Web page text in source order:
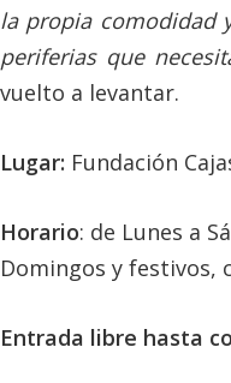
la propia comodidad
periferias que
vuelto a levantar.
Lugar: Fundación
Horario: de Lunes a
Domingos y festivos,
Entrada libre hasta